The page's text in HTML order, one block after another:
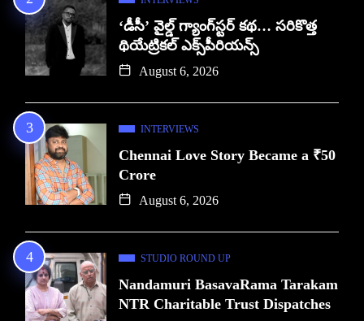
‘డీసీ’ వైల్డ్ గ్యాంగ్‌స్టర్ కథ… సరికొత్త
థియేట్రికల్ ఎక్స్‌పీరియన్స్
August 6, 2026
INTERVIEWS
Chennai Love Story Became a ₹50
Crore
August 6, 2026
STUDIO ROUND UP
Nandamuri BasavaRama Tarakam
NTR Charitable Trust Dispatches